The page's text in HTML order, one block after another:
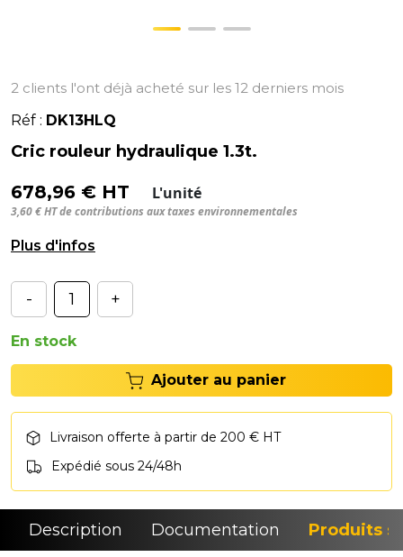
2 clients l'ont déjà acheté sur les 12 derniers mois
Réf : DK13HLQ
Cric rouleur hydraulique 1.3t.
678,96 € HT L'unité
3,60 € HT de contributions aux taxes environnementales
Cric rouleur hydraulique Levage : 1,3 T.
- +
En stock
Ajouter au panier
Livraison offerte à partir de 200 € HT
Expédié sous 24/48h
Description Documentation Produits